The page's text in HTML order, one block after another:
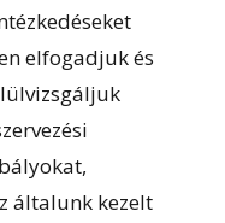
elfogadjuk és
általunk kezelt